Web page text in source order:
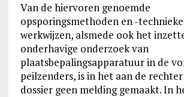
Van de hiervoren genoemde
opsporingsmethoden en -
werkwijzen, alsmede ook het
onderhavige onderzoek van
plaatsbepalingsapparatuur in de
peilzenders, is in het aan de
dossier geen melding gemaakt. In